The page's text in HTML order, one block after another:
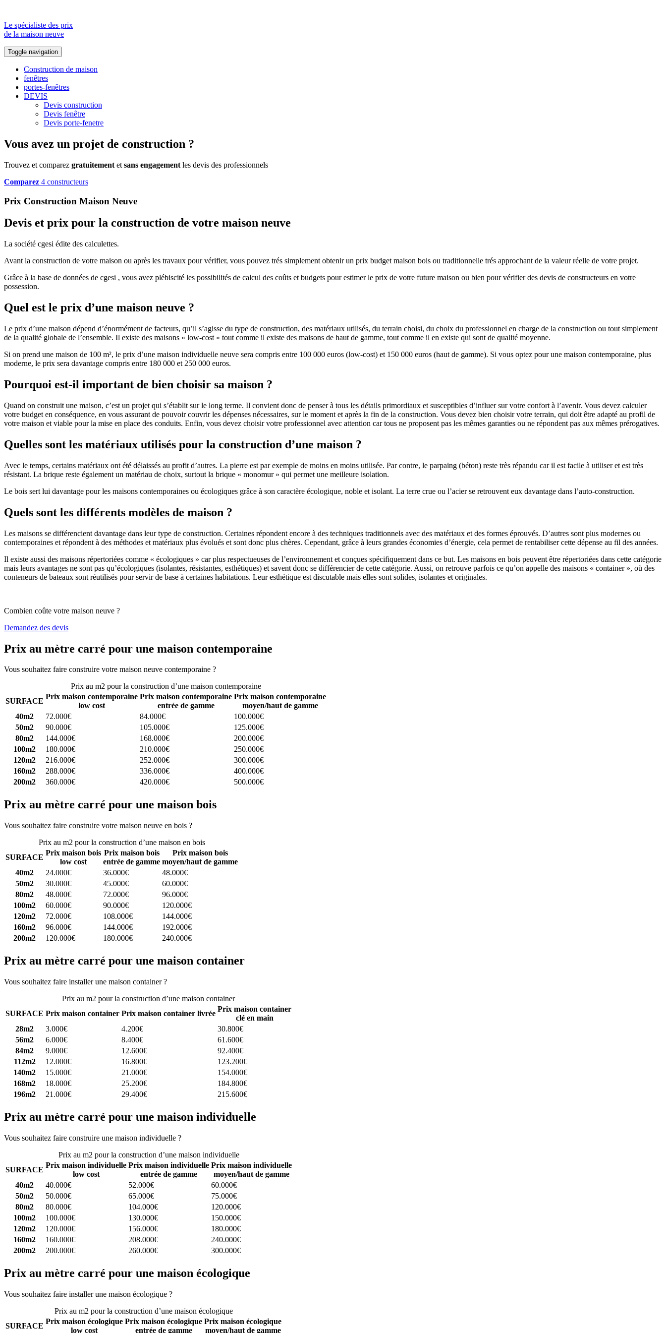
Le spécialiste des prix
de la maison neuve
Toggle navigation
Construction de maison
fenêtres
portes-fenêtres
DEVIS
Devis construction
Devis fenêtre
Devis porte-fenetre
Vous avez un projet de construction ?
Trouvez et comparez gratuitement et sans engagement les devis des professionnels
Comparez 4 constructeurs
Prix Construction Maison Neuve
Devis et prix pour la construction de votre maison neuve
La société cgesi édite des calculettes.
Avant la construction de votre maison ou après les travaux pour vérifier, vous pouvez trés simplement obtenir un prix budget maison bois ou traditionnelle trés approchant de la valeur réelle de votre projet.
Grâce à la base de données de cgesi , vous avez plébiscité les possibilités de calcul des coûts et budgets pour estimer le prix de votre future maison ou bien pour vérifier des devis de constructeurs en votre
possession.
Quel est le prix d’une maison neuve ?
Le prix d’une maison dépend d’énormément de facteurs, qu’il s’agisse du type de construction, des matériaux utilisés, du terrain choisi, du choix du professionnel en charge de la construction ou tout simplement
de la qualité globale de l’ensemble. Il existe des maisons « low-cost » tout comme il existe des maisons de haut de gamme, tout comme il en existe qui sont de qualité moyenne.
Si on prend une maison de 100 m², le prix d’une maison individuelle neuve sera compris entre 100 000 euros (low-cost) et 150 000 euros (haut de gamme). Si vous optez pour une maison contemporaine, plus
moderne, le prix sera davantage compris entre 180 000 et 250 000 euros.
Pourquoi est-il important de bien choisir sa maison ?
Quand on construit une maison, c’est un projet qui s’établit sur le long terme. Il convient donc de penser à tous les détails primordiaux et susceptibles d’influer sur votre confort à l’avenir. Vous devez calculer
votre budget en conséquence, en vous assurant de pouvoir couvrir les dépenses nécessaires, sur le moment et après la fin de la construction. Vous devez bien choisir votre terrain, qui doit être adapté au profil de
votre maison et viable pour la mise en place des conduits. Enfin, vous devez choisir votre professionnel avec attention car tous ne proposent pas les mêmes garanties ou ne répondent pas aux mêmes prérogatives.
Quelles sont les matériaux utilisés pour la construction d’une maison ?
Avec le temps, certains matériaux ont été délaissés au profit d’autres. La pierre est par exemple de moins en moins utilisée. Par contre, le parpaing (béton) reste très répandu car il est facile à utiliser et est très
résistant. La brique reste également un matériau de choix, surtout la brique « monomur » qui permet une meilleure isolation.
Le bois sert lui davantage pour les maisons contemporaines ou écologiques grâce à son caractère écologique, noble et isolant. La terre crue ou l’acier se retrouvent eux davantage dans l’auto-construction.
Quels sont les différents modèles de maison ?
Les maisons se différencient davantage dans leur type de construction. Certaines répondent encore à des techniques traditionnels avec des matériaux et des formes éprouvés. D’autres sont plus modernes ou
contemporaines et répondent à des méthodes et matériaux plus évolués et sont donc plus chères. Cependant, grâce à leurs grandes économies d’énergie, cela permet de rentabiliser cette dépense au fil des années.
Il existe aussi des maisons répertoriées comme « écologiques » car plus respectueuses de l’environnement et conçues spécifiquement dans ce but. Les maisons en bois peuvent être répertoriées dans cette catégorie
mais leurs avantages ne sont pas qu’écologiques (isolantes, résistantes, esthétiques) et savent donc se différencier de cette catégorie. Aussi, on retrouve parfois ce qu’on appelle des maisons « container », où des
conteneurs de bateaux sont réutilisés pour servir de base à certaines habitations. Leur esthétique est discutable mais elles sont solides, isolantes et originales.
Combien coûte votre maison neuve ?
Demandez des devis
Prix au mètre carré pour une maison contemporaine
Vous souhaitez faire construire votre maison neuve contemporaine ?
Prix au m2 pour la construction d’une maison contemporaine
SURFACE
Prix maison contemporaine
low cost
Prix maison contemporaine
entrée de gamme
Prix maison contemporaine
moyen/haut de gamme
40m2
72.000€ 84.000€
100.000€
50m2
90.000€ 105.000€
125.000€
80m2
144.000€ 168.000€
200.000€
100m2
180.000€ 210.000€
250.000€
120m2
216.000€ 252.000€
300.000€
160m2
288.000€ 336.000€
400.000€
200m2
360.000€ 420.000€ 500.000€
Prix au mètre carré pour une maison bois
Vous souhaitez faire construire votre maison neuve en bois ?
Prix au m2 pour la construction d’une maison en bois
SURFACE
Prix maison bois
low cost
Prix maison bois
entrée de gamme
Prix maison bois
moyen/haut de gamme
40m2
24.000€ 36.000€
48.000€
50m2
30.000€ 45.000€
60.000€
80m2
48.000€ 72.000€
96.000€
100m2
60.000€ 90.000€
120.000€
120m2
72.000€ 108.000€
144.000€
160m2
96.000€ 144.000€
192.000€
200m2
120.000€ 180.000€ 240.000€
Prix au mètre carré pour une maison container
Vous souhaitez faire installer une maison container ?
Prix au m2 pour la construction d’une maison container
SURFACE Prix maison container Prix maison container livrée
Prix maison container
clé en main
28m2
3.000€ 4.200€
30.800€
56m2
6.000€ 8.400€
61.600€
84m2
9.000€ 12.600€
92.400€
112m2
12.000€ 16.800€
123.200€
140m2
15.000€ 21.000€
154.000€
168m2
18.000€ 25.200€
184.800€
196m2
21.000€ 29.400€ 215.600€
Prix au mètre carré pour une maison individuelle
Vous souhaitez faire construire une maison individuelle ?
Prix au m2 pour la construction d’une maison individuelle
SURFACE
Prix maison individuelle
low cost
Prix maison individuelle
entrée de gamme
Prix maison individuelle
moyen/haut de gamme
40m2
40.000€ 52.000€
60.000€
50m2
50.000€ 65.000€
75.000€
80m2
80.000€ 104.000€
120.000€
100m2
100.000€ 130.000€
150.000€
120m2
120.000€ 156.000€
180.000€
160m2
160.000€ 208.000€
240.000€
200m2
200.000€ 260.000€ 300.000€
Prix au mètre carré pour une maison écologique
Vous souhaitez faire installer une maison écologique ?
Prix au m2 pour la construction d’une maison écologique
SURFACE
Prix maison écologique
low cost
Prix maison écologique
entrée de gamme
Prix maison écologique
moyen/haut de gamme